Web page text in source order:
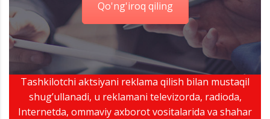
Qo'ng'iroq qiling
Tashkilotchi aktsiyani reklama qilish bilan mustaqil
shug’ullanadi, u reklamani televizorda, radioda,
Internetda, ommaviy axborot vositalarida va shahar